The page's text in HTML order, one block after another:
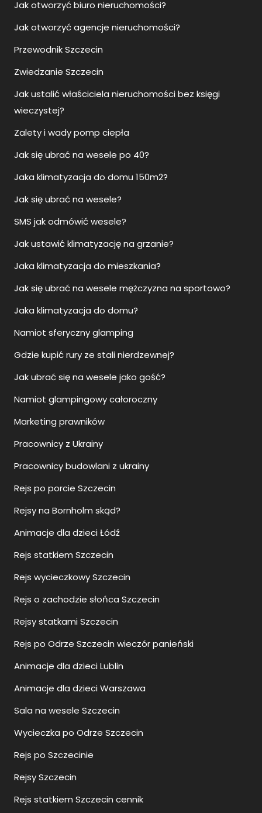
Jak otworzyć biuro nieruchomości?
Jak otworzyć agencje nieruchomości?
Przewodnik Szczecin
Zwiedzanie Szczecin
Jak ustalić właściciela nieruchomości bez księgi
wieczystej?
Zalety i wady pomp ciepła
Jak się ubrać na wesele po 40?
Jaka klimatyzacja do domu 150m2?
Jak się ubrać na wesele?
SMS jak odmówić wesele?
Jak ustawić klimatyzację na grzanie?
Jaka klimatyzacja do mieszkania?
Jak się ubrać na wesele mężczyzna na sportowo?
Jaka klimatyzacja do domu?
Namiot sferyczny glamping
Gdzie kupić rury ze stali nierdzewnej?
Jak ubrać się na wesele jako gość?
Namiot glampingowy całoroczny
Marketing prawników
Pracownicy z Ukrainy
Pracownicy budowlani z ukrainy
Rejs po porcie Szczecin
Rejsy na Bornholm skąd?
Animacje dla dzieci Łódź
Rejs statkiem Szczecin
Rejs wycieczkowy Szczecin
Rejs o zachodzie słońca Szczecin
Rejsy statkami Szczecin
Rejs po Odrze Szczecin wieczór panieński
Animacje dla dzieci Lublin
Animacje dla dzieci Warszawa
Sala na wesele Szczecin
Wycieczka po Odrze Szczecin
Rejs po Szczecinie
Rejsy Szczecin
Rejs statkiem Szczecin cennik